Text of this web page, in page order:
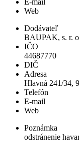
E-mail
Web
Dodávateľ
BAUPAK, s. r.
IČO
44687770
DIČ
Adresa
Hlavná 241/34,
Telefón
E-mail
Web
Poznámka
odstránenie